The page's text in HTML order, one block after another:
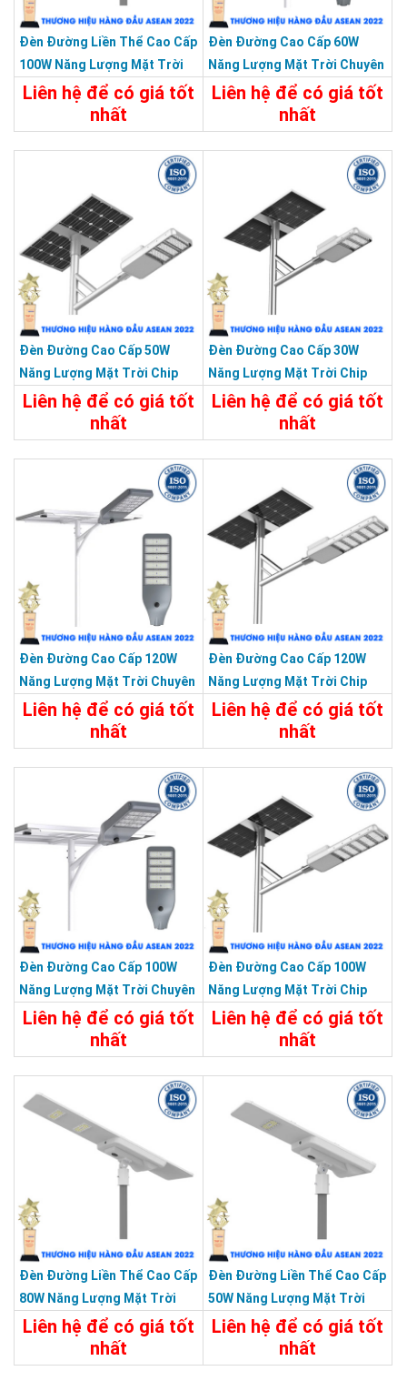
Tấm pin Monocrystalline có tỷ lệ chuyển đổi hiệu suất cao,
cũng có thể sạc được trong môi trường ánh sáng yếu.
Điều khiển ánh sáng thông minh. Hẹn giờ và tắt/mở tự động
bằng Remote điều khiển từ xa.
Đèn Đường Liền Thể Cao Cấp
100W Năng Lượng Mặt Trời
24V Bảo Hành 5 Năm
Liên hệ để có giá tốt
nhất
Đèn Đường Cao Cấp 60W
Năng Lượng Mặt Trời Chuyên
Công Trình Dự Án
Liên hệ để có giá tốt
nhất
Đèn Đường Cao Cấp 50W
Năng Lượng Mặt Trời Chip
Led Bridgelux Siêu Sáng
Liên hệ để có giá tốt
nhất
Đèn Đường Cao Cấp 30W
Năng Lượng Mặt Trời Chip
Led Bridgelux Siêu Sáng
Liên hệ để có giá tốt
nhất
Đèn Đường Cao Cấp 120W
Năng Lượng Mặt Trời Chuyên
Công Trình Dự Án
Liên hệ để có giá tốt
nhất
Đèn Đường Cao Cấp 120W
Năng Lượng Mặt Trời Chip
Led Bridgelux Siêu Sáng
Liên hệ để có giá tốt
nhất
Đèn Đường Cao Cấp 100W
Năng Lượng Mặt Trời Chuyên
Công Trình Dự Án
Liên hệ để có giá tốt
nhất
Đèn Đường Cao Cấp 100W
Năng Lượng Mặt Trời Chip
Led Bridgelux Siêu Sáng
Liên hệ để có giá tốt
nhất
Đèn Đường Liền Thể Cao Cấp
80W Năng Lượng Mặt Trời
Bảo Hành 5 Năm
Liên hệ để có giá tốt
nhất
Đèn Đường Liền Thể Cao Cấp
50W Năng Lượng Mặt Trời
Bảo Hành 5 Năm
Liên hệ để có giá tốt
nhất